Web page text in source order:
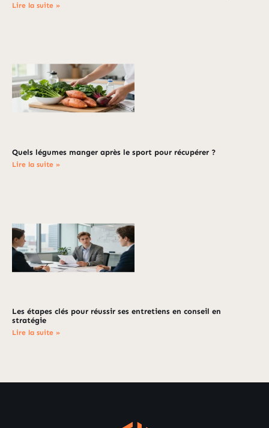
Lire la suite »
Quels légumes manger après le sport pour récupérer ?
Lire la suite »
Les étapes clés pour réussir ses entretiens en conseil en
stratégie
Lire la suite »